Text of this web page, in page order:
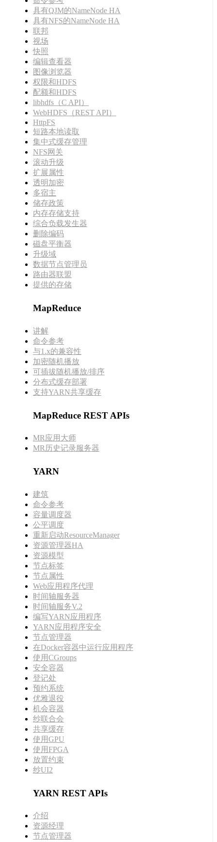
具有QJM的NameNode HA
具有NFS的NameNode HA
联邦
视场
快照
编辑查看器
图像浏览器
权限和HDFS
配额和HDFS
libhdfs（C API）
WebHDFS（REST API）
HttpFS
短路本地读取
集中式缓存管理
NFS网关
滚动升级
扩展属性
透明加密
多宿主
储存政策
内存存储支持
综合负载发生器
删除编码
磁盘平衡器
升级域
数据节点管理员
路由器联盟
提供的存储
MapReduce
讲解
命令参考
与1.x的兼容性
加密随机播放
可插拔随机播放/排序
分布式缓存部署
支持YARN共享缓存
MapReduce REST APIs
MR应用大师
MR历史记录服务器
YARN
建筑
命令参考
容量调度器
公平调度
重新启动ResourceManager
资源管理器HA
资源模型
节点标签
节点属性
Web应用程序代理
时间轴服务器
时间轴服务V.2
编写YARN应用程序
YARN应用程序安全
节点管理器
在Docker容器中运行应用程序
使用CGroups
安全容器
登记处
预约系统
优雅退役
机会容器
纱联合会
共享缓存
使用GPU
使用FPGA
放置约束
纱UI2
YARN REST APIs
介绍
资源经理
节点管理器